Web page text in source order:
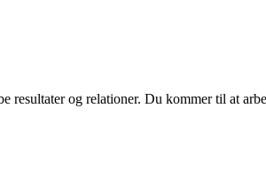
og relationer. Du kommer til at